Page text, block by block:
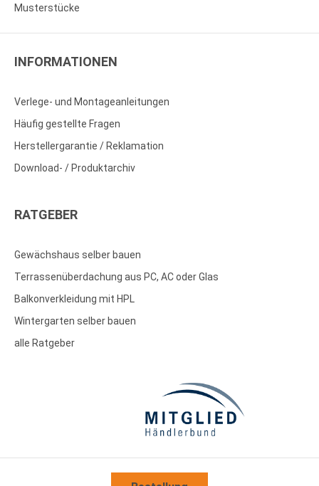
Musterstücke
INFORMATIONEN
Verlege- und Montageanleitungen
Häufig gestellte Fragen
Herstellergarantie / Reklamation
Download- / Produktarchiv
RATGEBER
Gewächshaus selber bauen
Terrassenüberdachung aus PC, AC oder Glas
Balkonverkleidung mit HPL
Wintergarten selber bauen
alle Ratgeber